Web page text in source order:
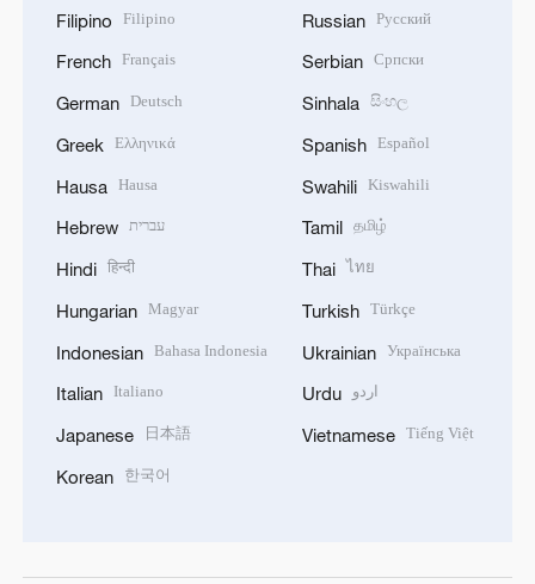
Filipino Filipino
French Français
German Deutsch
Greek Ελληνικά
Hausa Hausa
Hebrew עברית
Hindi हिन्दी
Hungarian Magyar
Indonesian Bahasa Indonesia
Italian Italiano
Japanese 日本語
Korean 한국어
Russian Русский
Serbian Српски
Sinhala සිංහල
Spanish Español
Swahili Kiswahili
Tamil தமிழ்
Thai ไทย
Turkish Türkçe
Ukrainian Українська
Urdu اردو
Vietnamese Tiếng Việt